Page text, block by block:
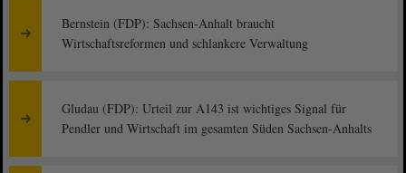
Bernstein (FDP): Sachsen-Anhalt braucht
Wirtschaftsreformen und schlankere Verwaltung
Gludau (FDP): Urteil zur A143 ist wichtiges Signal für
Pendler und Wirtschaft im gesamten Süden Sachsen-Anhalts